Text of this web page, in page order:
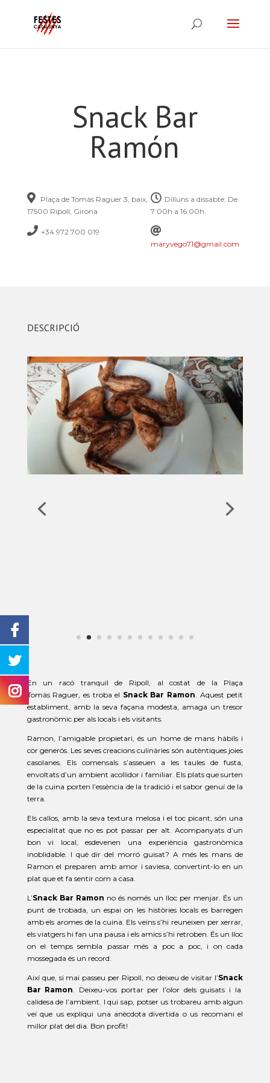
Snack Bar
Ramón
Plaça de Tomàs Raguer 3, baix,
17500 Ripoll, Girona
+34 972 700 019
Dilluns a dissabte: De
7:00h a 16:00h.
maryvego71@gmail.com
DESCRIPCIÓ
En un racó tranquil de Ripoll, al costat de la Plaça
Tomàs Raguer, es trobael SnackBar Ramon. Aquest petit
establiment, amb la seva façana modesta, amaga un tresor
gastronòmic per als locals i els visitants.
Ramon, l’amigable propietari, és un home de mans hàbils i
cor generós. Les seves creacions culinàries són autèntiques joies
casolanes. Els comensals s’asseuen a les taules de fusta,
envoltats d’un ambient acollidor i familiar. Els plats que surten
de la cuina porten l’essència de la tradició i el sabor genuí de la
terra.
Els callos, amb la seva textura melosa i el toc picant, són una
especialitat que no es pot passar per alt. Acompanyats d’un
bon vi local, esdevenen una experiència gastronòmica
inoblidable. I què dir del morró guisat? A més les mans de
Ramon el preparen amb amor i saviesa, convertint-lo en un
plat que et fa sentir com a casa.
L’Snack Bar Ramon no és només un lloc per menjar. És un
punt de trobada, un espai on les històries locals es barregen
amb els aromes de la cuina. Els veïns s’hi reuneixen per xerrar,
els viatgers hi fan una pausa i els amics s’hi retroben. És un lloc
on el temps sembla passar més a poc a poc, i on cada
mossegada és un record.
Així que, si mai passeu per Ripoll, no deixeu de visitar l’Snack
Bar Ramon. Deixeu-vos portar per l’olor dels guisats i la
calidesa de l’ambient. I qui sap, potser us trobareu amb algun
veí que us expliqui una anècdota divertida o us recomani el
millor plat del dia. Bon profit!